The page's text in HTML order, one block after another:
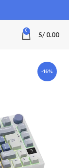
0 S/ 0.00
-16%